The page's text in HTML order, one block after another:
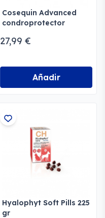
Cosequin Advanced
condroprotector
27,99 €
Añadir
Hyalophyt Soft Pills 225
gr